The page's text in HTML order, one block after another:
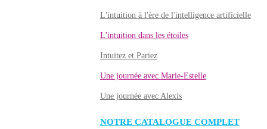
L'intuition à l'ère de l'intelligence artificielle
L'intuition dans les étoiles
Intuitez et Pariez
Une journée avec Marie-Estelle
Une journée avec Alexis
NOTRE CATALOGUE COMPLET